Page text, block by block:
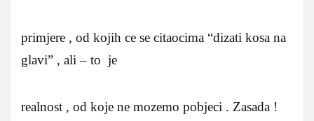
primjere , od kojih ce se citaocima “dizati kosa na
glavi” , ali – to je
realnost , od koje ne mozemo pobjeci . Zasada !